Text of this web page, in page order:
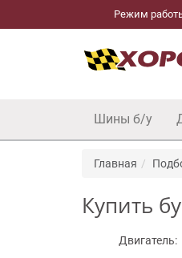
Режим
Шины б/у
Главная
Купить
Двигатель: